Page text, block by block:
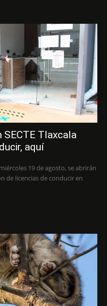
SECTE Tlaxcala
aquí
19 de agosto, se abrirán
de licencias de conducir en